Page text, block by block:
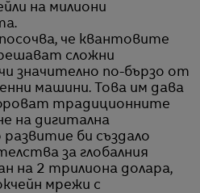
на милиони
че квантовите
сложни
значително по-бързо от
машини. Това им дава
традиционните
на дигитална
би създало
за глобалния
на 2 трилиона долара,
мрежи с